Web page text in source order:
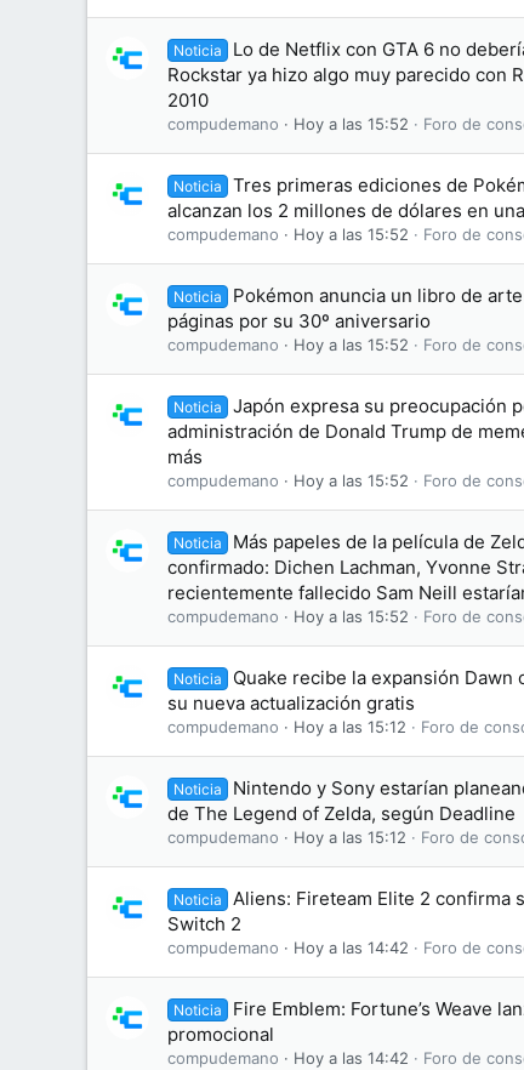
Noticia
Lo de Netflix con GTA 6 no
Rockstar ya hizo algo muy parecido con
2010
compudemano Hoy a las 15:52 Foro de
Noticia
Tres primeras ediciones de
alcanzan los 2 millones de dólares en
compudemano Hoy a las 15:52 Foro de
Noticia
Pokémon anuncia un libro de
páginas por su 30º aniversario
compudemano Hoy a las 15:52 Foro de
Noticia
Japón expresa su preocupación
administración de Donald Trump de
más
compudemano Hoy a las 15:52 Foro de
Noticia
Más papeles de la película de
confirmado: Dichen Lachman, Yvonne
recientemente fallecido Sam Neill
compudemano Hoy a las 15:52 Foro de
Noticia
Quake recibe la expansión Dawn
su nueva actualización gratis
compudemano Hoy a las 15:12 Foro de
Noticia
Nintendo y Sony estarían
de The Legend of Zelda, según Deadline
compudemano Hoy a las 15:12 Foro de
Noticia
Aliens: Fireteam Elite 2 confirma
Switch 2
compudemano Hoy a las 14:42 Foro de
Noticia
Fire Emblem: Fortune’s Weave
promocional
compudemano Hoy a las 14:42 Foro de